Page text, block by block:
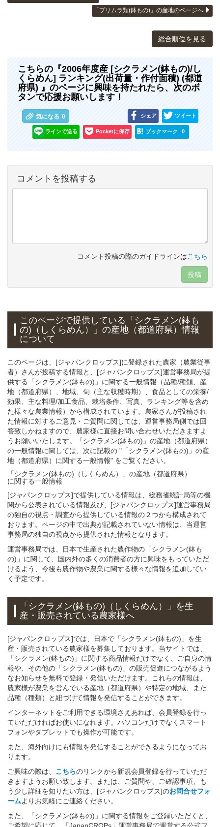
「プリムラ類(鉢もの)」の産地のページへ
総合順位を見る
こちらの『2006年度産 [シクラメン(鉢もの)/し
くらめん] ランキング(出荷量・作付面積) (都道
府県) 』のページに興味を持たれたら、次のボ
タンで応援お願いします！
気になる 0 シェア ツイート
ラインで送る Pocketに保存 ブックマーク 0
コメントを投稿する
コメント投稿の際のガイドラインはこちら
投稿
このページで提供している「シクラメン(鉢も
の)（しくらめん）」の産地（都道府県）情報
について
このページは、[ジャパンクロップス]に登録された農家（農業従事
者）さんが投稿する情報と、[ジャパンクロップス]運営事務局が提
供する「シクラメン(鉢もの)」に関する一般情報（品種/種類、産
地（都道府県）、地域、旬（主な収穫時期）、食品としての栄養/
効果、主な料理/加工食品、栽培条件、写真、ランキング等を含め
た様々な農業情報）から構成されています。農家さんが投稿され
た情報に対するご意見・ご質問に関しては、運営事務局側では回
答致しかねますので、農家様に直接お問い合わせいただきますよ
うお願いいたします。「シクラメン(鉢もの)」の産地（都道府県）
の一般情報に関しては、次に記載の "「シクラメン(鉢もの)」の産
地（都道府県）に関する一般情報" をご覧ください。
「シクラメン(鉢もの)（しくらめん）」 の産地（都道府県）
に関する一般情報
[ジャパンクロップス]で提供している情報は、総務省統計局等の機
関から公表されている情報及び、[ジャパンクロップス]運営事務局
の独自の視点・調査から提供している情報の２つから構成されて
おります。ページの中で出典が記載されていない情報は、当運営
事務局の独自の視点から提供された情報となります。
運営事務局では、日本で生産された農作物の「シクラメン(鉢も
の)」に関して、国内外の多くの消費者の方に興味をもっていただ
けるよう、今後も農作物や農業に関する様々な情報を追加してい
く予定です。
「シクラメン(鉢もの)（しくらめん）」を生
産・販売されている農家様へ
[ジャパンクロップス]では、日本で「シクラメン(鉢もの)」を生
産・販売されている農家様を募集しております。当サイトでは、
「シクラメン(鉢もの)」に関する商品情報だけでなく、ご自身の情
報や、その他の「シクラメン(鉢もの)」の販売促進につながるよう
なお知らせを無料で登録・発信いただけます。これらの情報は、
農家様が農業を営んでいる産地（都道府県）や特定の地域、また
品種（種類）と紐づけて情報を発信することができます。
インターネットをご利用できる環境さえあれば、会員登録を行っ
ていただければお使いになれます。パソコンだけでなくスマート
フォンやタブレットでも操作が可能です。
また、海外向けにも情報を発信することができるようになってお
ります。
ご興味の際は、 こちらのリンクから新規会員登録を行っていただ
きますようお願い致します。または、ご質問や、ご確認事項、も
う少し詳細を知りたい方は、[ジャパンクロップス]のお問合せフォ
ームよりお気軽にご連絡ください。
また、「シクラメン(鉢もの)」に関する情報をご登録いただくと、
ご希望に応じて、「JapanCROPs」運営事務局で運営する公式フ